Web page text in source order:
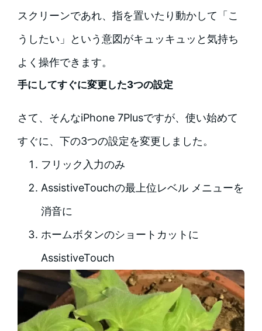
スクリーンであれ、指を置いたり動かして「こ
うしたい」という意図がキュッキュッと気持ち
よく操作できます。
手にしてすぐに変更した3つの設定
さて、そんなiPhone 7Plusですが、使い始めて
すぐに、下の3つの設定を変更しました。
フリック入力のみ
AssistiveTouchの最上位レベル メニューを
消音に
ホームボタンのショートカットに
AssistiveTouch